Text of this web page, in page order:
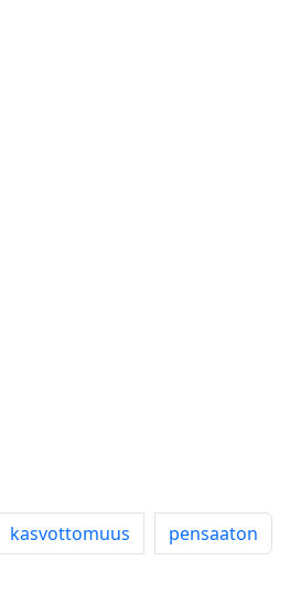
kasvottomuus pensaaton